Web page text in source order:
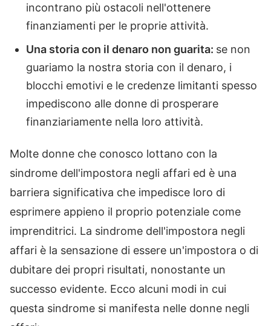
incontrano più ostacoli nell'ottenere
finanziamenti per le proprie attività.
Una storia con il denaro non guarita: se non
guariamo la nostra storia con il denaro, i
blocchi emotivi e le credenze limitanti spesso
impediscono alle donne di prosperare
finanziariamente nella loro attività.
Molte donne che conosco lottano con la
sindrome dell'impostora negli affari ed è una
barriera significativa che impedisce loro di
esprimere appieno il proprio potenziale come
imprenditrici. La sindrome dell'impostora negli
affari è la sensazione di essere un'impostora o di
dubitare dei propri risultati, nonostante un
successo evidente. Ecco alcuni modi in cui
questa sindrome si manifesta nelle donne negli